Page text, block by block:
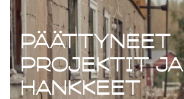
Päättyneet
projektit ja
hankkeet